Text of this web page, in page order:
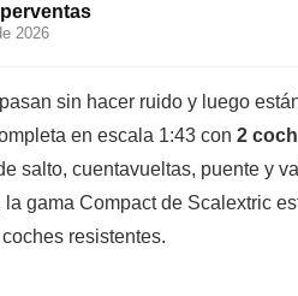
2026
sin hacer ruido y luego
en escala 1:43 con 2
salto, cuentavueltas, puente y
la gama Compact de Scalextric
resistentes.